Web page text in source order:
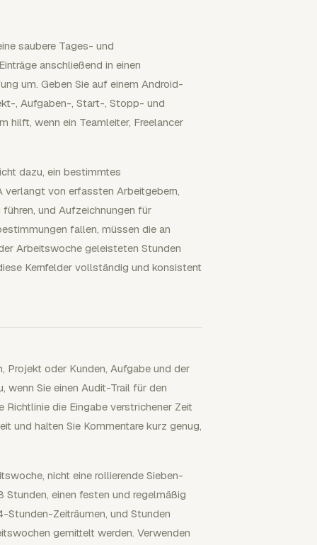
saubere Tages- und
anschließend in einen
um. Geben Sie auf einem Android-
, Aufgaben-, Start-, Stopp- und
hilft, wenn ein Teamleiter, Freelancer
dazu, ein bestimmtes
von erfassten Arbeitgebern,
und Aufzeichnungen für
fallen, müssen die an
Arbeitswoche geleisteten Stunden
Kernfelder vollständig und konsistent
Projekt oder Kunden, Aufgabe und der
Sie einen Audit-Trail für den
die Eingabe verstrichener Zeit
und halten Sie Kommentare kurz genug,
nicht eine rollierende Sieben-
einen festen und regelmäßig
Stunden-Zeiträumen, und Stunden
gemittelt werden. Verwenden